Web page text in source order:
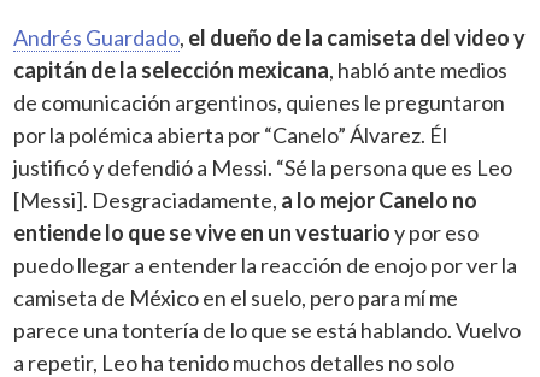
Andrés Guardado, el dueño de la camiseta del video y
capitán de la selección mexicana, habló ante medios
de comunicación argentinos, quienes le preguntaron
por la polémica abierta por “Canelo” Álvarez. Él
justificó y defendió a Messi. “Sé la persona que es Leo
[Messi]. Desgraciadamente, a lo mejor Canelo no
entiende lo que se vive en un vestuarioy por eso
puedo llegar a entender la reacción de enojo por ver la
camiseta de México en el suelo, pero para mí me
parece una tontería de lo que se está hablando. Vuelvo
a repetir, Leo ha tenido muchos detalles no solo